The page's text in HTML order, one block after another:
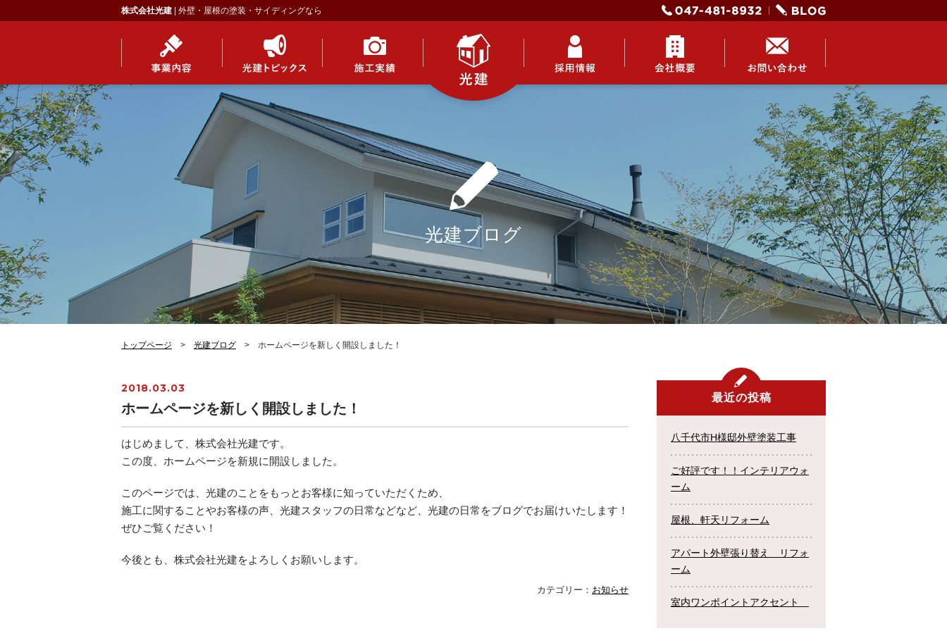
株式会社光建 | 外壁・屋根の塗装・サイディングなら
グ
光建トピックス
光建
光建ブログ
トップページ > 光建ブログ > ホームページを新しく開設しました！
2018.03.03
ホームページを新しく開設しました！
はじめまして、株式会社光建です。
この度、ホームページを新規に開設しました。
このページでは、光建のことをもっとお客様に知っていただくため、
施工に関することやお客様の声、光建スタッフの日常などなど、光建の日常をブログでお届けいたします！
ぜひご覧ください！
今後とも、株式会社光建をよろしくお願いします。
お知らせ
最近の投稿
八千代市H様邸外壁塗装工事
ご好評です！！インテリアウォ
ーム
屋根、軒天リフォーム
アパート外壁張り替え リフォ
ーム
室内ワンポイントアクセント